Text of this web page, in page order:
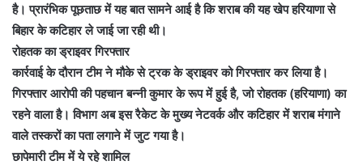
है। प्रारंभिक पूछताछ में यह बात सामने आई है कि शराब की यह खेप हरियाणा से
बिहार के कटिहार ले जाई जा रही थी।
रोहतक का ड्राइवर गिरफ्तार
कार्रवाई के दौरान टीम ने मौके से ट्रक के ड्राइवर को गिरफ्तार कर लिया है।
गिरफ्तार आरोपी की पहचान बन्नी कुमार के रूप में हुई है, जो रोहतक (हरियाणा) का
रहने वाला है। विभाग अब इस रैकेट के मुख्य नेटवर्क और कटिहार में शराब मंगाने
वाले तस्करों का पता लगाने में जुट गया है।
छापेमारी टीम में ये रहे शामिल